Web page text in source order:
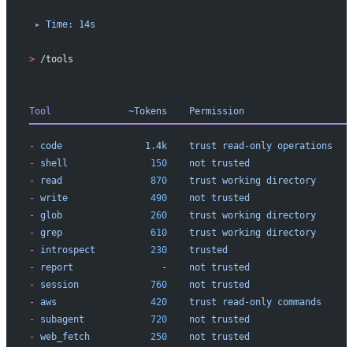
▸ Time: 14s
> /tools
Tool
              ~Tokens
    Permission
- code
               1.4k
    trust
read-only operations
- shell
               150
    not
trusted
- read
                870
    trust
working directory
- write
               490
    not
trusted
- glob
                260
    trust
working directory
- grep
                610
    trust
working directory
- introspect
          230
    trusted
- report
                -
    not
trusted
- session
             760
    not
trusted
- aws
                 420
    trust
read-only commands
- subagent
            720
    not
trusted
- web_fetch
           250
    not
trusted